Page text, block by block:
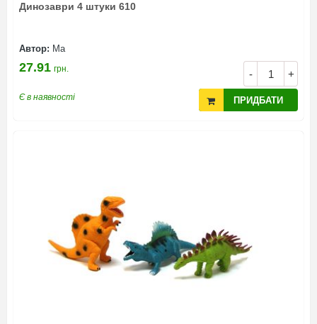
Динозаври 4 штуки 610
Автор: Ма
- +
27.91 грн.
Є в наявності ПРИДБАТИ